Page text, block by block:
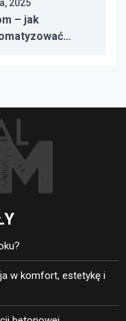
2025
– jak
w komfort, estetykę i